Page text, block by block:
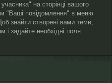
на сторінці вашого
"Ваші повідомлення" в меню
знайти створені вами теми,
і задайте необхідні поля.